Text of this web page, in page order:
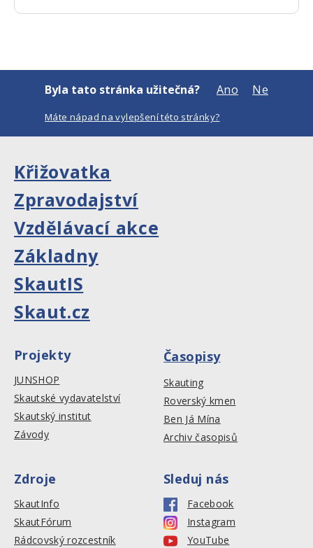
Byla tato stránka užitečná? Ano Ne
Máte nápad na vylepšení této stránky?
Křižovatka
Zpravodajství
Vzdělávací akce
Základny
SkautIS
Skaut.cz
Projekty
JUNSHOP
Skautské vydavatelství
Skautský institut
Závody
Časopisy
Skauting
Roverský kmen
Ben Já Mína
Archiv časopisů
Zdroje
SkautInfo
SkautFórum
Rádcovský rozcestník
Sleduj nás
Facebook
Instagram
YouTube